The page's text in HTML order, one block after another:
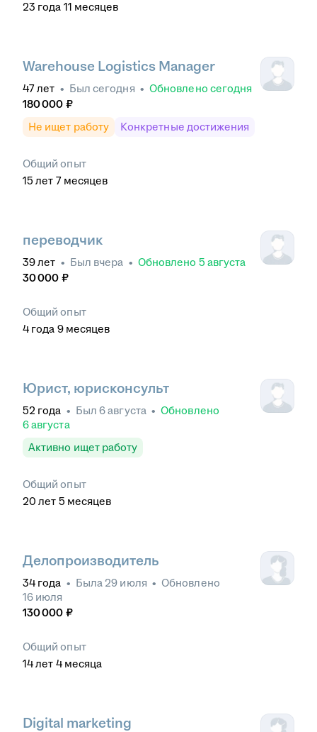
23 года 11 месяцев
Warehouse Logistics Manager
47лет • Был сегодня • Обновлено сегодня
180 000 ₽
Не ищет работу
Конкретные достижения
Общий опыт
15 лет 7 месяцев
переводчик
39лет • Был вчера • Обновлено 5 августа
30 000 ₽
Общий опыт
4 года 9 месяцев
Юрист, юрисконсульт
52 года • Был 6 августа • Обновлено
6 августа
Активно ищет работу
Общий опыт
20 лет 5 месяцев
Делопроизводитель
34 года • Была 29 июля • Обновлено
16 июля
130 000 ₽
Общий опыт
14лет 4 месяца
Digital marketing